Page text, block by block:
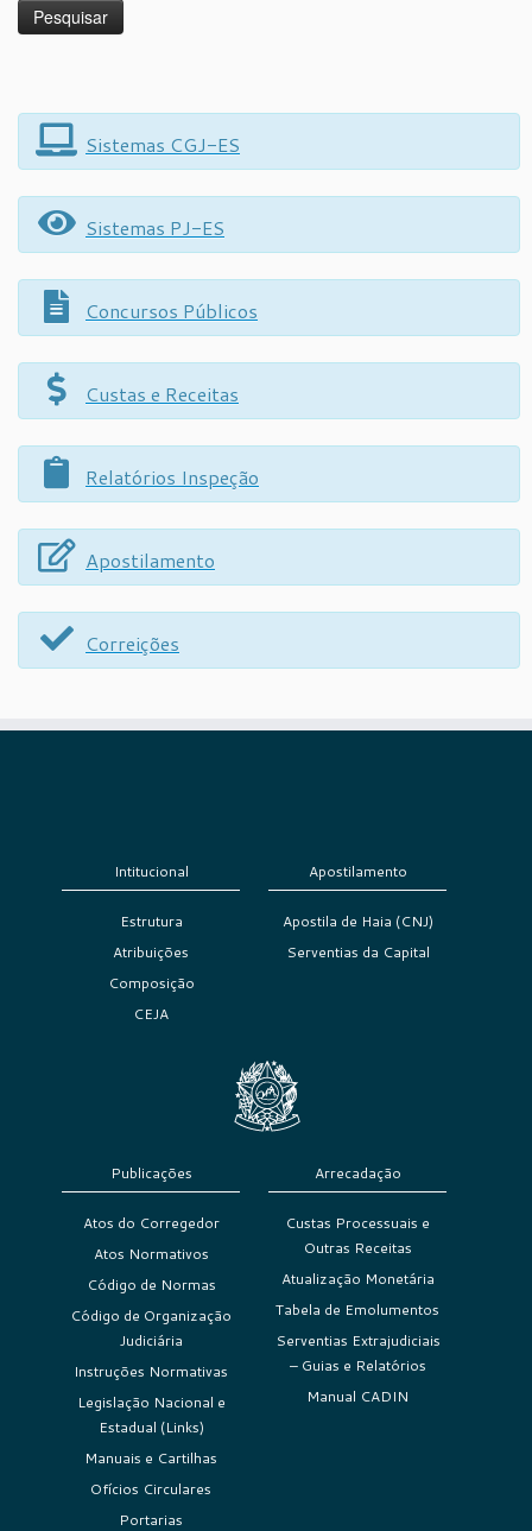
Sistemas CGJ-ES
Sistemas PJ-ES
Concursos Públicos
Custas e Receitas
Relatórios Inspeção
Apostilamento
Correições
Intitucional
Estrutura
Atribuições
Composição
CEJA
Apostilamento
Apostila de Haia (CNJ)
Serventias da Capital
Publicações
Atos do Corregedor
Atos Normativos
Código de Normas
Código de Organização
Judiciária
Instruções Normativas
Legislação Nacional e
Estadual (Links)
Manuais e Cartilhas
Ofícios Circulares
Portarias
Arrecadação
Custas Processuais e
Outras Receitas
Atualização Monetária
Tabela de Emolumentos
Serventias Extrajudiciais
– Guias e Relatórios
Manual CADIN